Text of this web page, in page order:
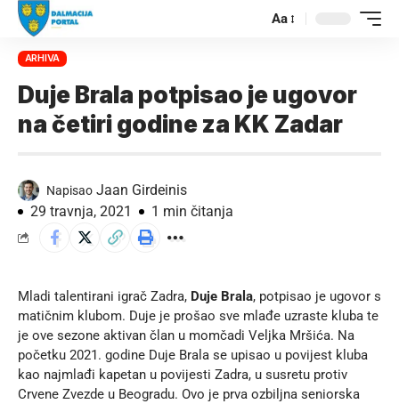
Aa
ARHIVA
Duje Brala potpisao je ugovor
na četiri godine za KK Zadar
Napisao Jaan Girdeinis
29 travnja, 2021
1 min čitanja
Mladi talentirani igrač Zadra, Duje Brala, potpisao je ugovor s
matičnim klubom. Duje je prošao sve mlađe uzraste kluba te
je ove sezone aktivan član u momčadi Veljka Mršića. Na
početku 2021. godine Duje Brala se upisao u povijest kluba
kao najmlađi kapetan u povijesti Zadra, u susretu protiv
Crvene Zvezde u Beogradu. Ovo je prva ozbiljna seniorska